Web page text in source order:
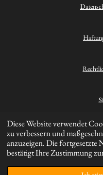
Diese Website verwendet
zu verbessern und
anzuzeigen. Die fortgesetzte
bestätigt Ihre Zustimmung
© 2023 - 2026 Hikinghero.de
Mit Unterstützung vonWebador